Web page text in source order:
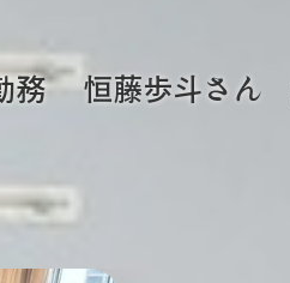
勤務 恒藤歩斗さ